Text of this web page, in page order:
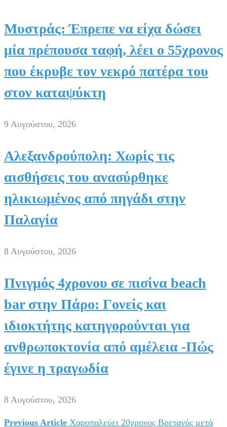
Μυστράς: Έπρεπε να είχα δώσει
μία πρέπουσα ταφή, λέει ο 55χρονος
που έκρυβε τον νεκρό πατέρα του
στον καταψύκτη
9 Αυγούστου, 2026
Αλεξανδρούπολη: Χωρίς τις
αισθήσεις του ανασύρθηκε
ηλικιωμένος από πηγάδι στην
Παλαγία
8 Αυγούστου, 2026
Πνιγμός 4χρονου σε πισίνα beach
bar στην Πάρο: Γονείς και
ιδιοκτήτης κατηγορούνται για
ανθρωποκτονία από αμέλεια -Πώς
έγινε η τραγωδία
8 Αυγούστου, 2026
Previous Article Χαροπαλεύει 20χρονος Βρετανός μετά